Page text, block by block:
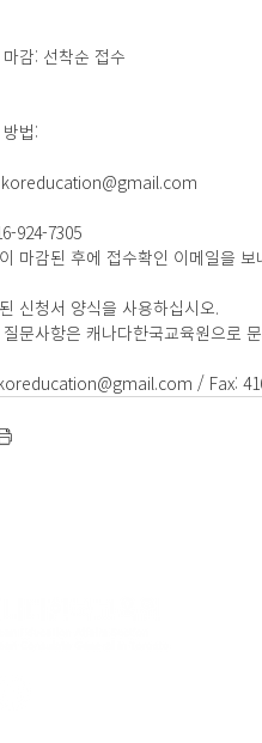
감: 선착순 접수
법:
koreducation@gmail.com
924-7305
마감된 후에 접수확인 이메일을 보
신청서 양식을 사용하십시오.
문사항은 캐나다한국교육원으로
/ Fax: